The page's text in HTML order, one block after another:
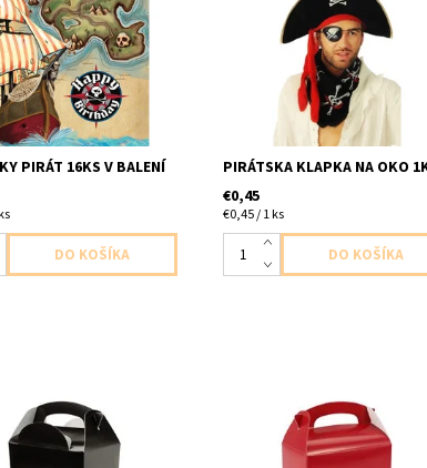
servitky pirat
16ks v balení velkost
PIRÁT 16KS V BALENÍ
plastova klapka na gumicke 1ks
baleni uni velkost
PIRÁTSKA KLAPKA NA OKO
€0,45
€0,45 / 1 ks
krabicka cierna 1ks v
12x10x15
papierova krabicka cervena
baleni velkost 12x10x15